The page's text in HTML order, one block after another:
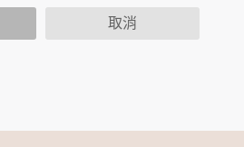
、使用時間、使用的瀏覽器、瀏
電子郵件、出生日期、性別、行
取消